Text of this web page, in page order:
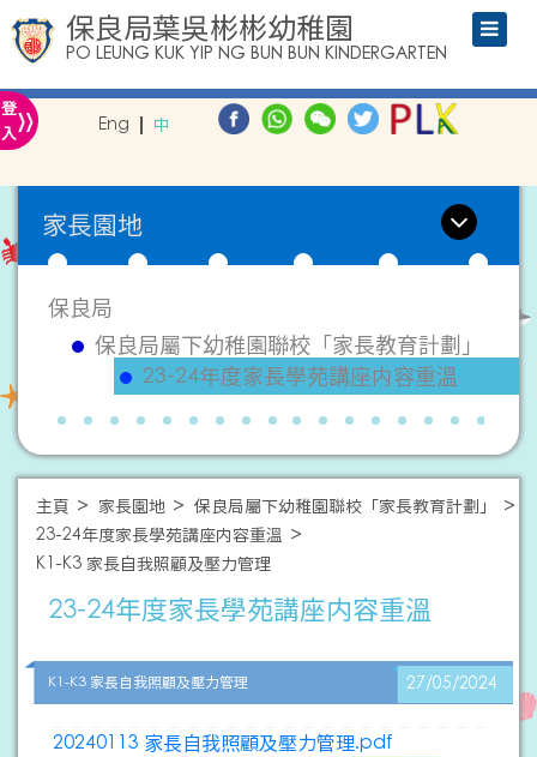
保良局葉吳彬彬幼稚園
PO LEUNG KUK YIP NG BUN BUN KINDERGARTEN
登
入» Eng 中
家長園地
保良局
保良局屬下幼稚園聯校「家長教育計劃」
23-24年度家長學苑講座内容重溫
主頁 家長園地
保良局屬下幼稚園聯校「家長教育計劃」
23-24年度家長學苑講座内容重溫
K1-K3 家長自我照顧及壓力管理
23-24年度家長學苑講座内容重溫
K1-K3 家長自我照顧及壓力管理 27/05/2024
20240113 家長自我照顧及壓力管理.pdf